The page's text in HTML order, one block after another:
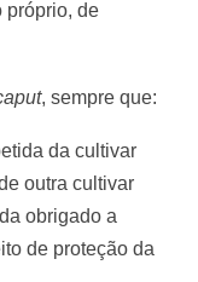
próprio, de
, sempre que:
da cultivar
outra cultivar
obrigado a
de proteção da